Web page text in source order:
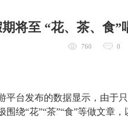
将至 “花、茶、食”
760 0
台发布的数据显示，由于只
围绕“花”“茶”“食”等做文章